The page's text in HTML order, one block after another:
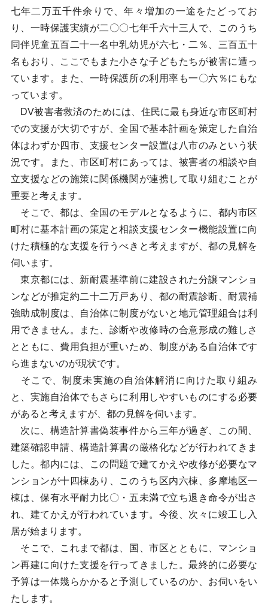
七年二万五千件余りで、年々増加の一途をたどってお
り、一時保護実績が二〇〇七年千六十三人で、このうち
同伴児童五百二十一名中乳幼児が六七・二％、三百五十
名もおり、ここでもまた小さな子どもたちが被害に遭っ
ています。また、一時保護所の利用率も一〇六％にもな
っています。
DV被害者救済のためには、住民に最も身近な市区町村
での支援が大切ですが、全国で基本計画を策定した自治
体はわずか四市、支援センター設置は八市のみという状
況です。また、市区町村にあっては、被害者の相談や自
立支援などの施策に関係機関が連携して取り組むことが
重要と考えます。
そこで、都は、全国のモデルとなるように、都内市区
町村に基本計画の策定と相談支援センター機能設置に向
けた積極的な支援を行うべきと考えますが、都の見解を
伺います。
東京都には、新耐震基準前に建設された分譲マンショ
ンなどが推定約二十二万戸あり、都の耐震診断、耐震補
強助成制度は、自治体に制度がないと地元管理組合は利
用できません。また、診断や改修時の合意形成の難しさ
とともに、費用負担が重いため、制度がある自治体です
ら進まないのが現状です。
そこで、制度未実施の自治体解消に向けた取り組み
と、実施自治体でもさらに利用しやすいものにする必要
があると考えますが、都の見解を伺います。
次に、構造計算書偽装事件から三年が過ぎ、この間、
建築確認申請、構造計算書の厳格化などが行われてきま
した。都内には、この問題で建てかえや改修が必要なマ
ンションが十四棟あり、このうち区内六棟、多摩地区一
棟は、保有水平耐力比〇・五未満で立ち退き命令が出さ
れ、建てかえが行われています。今後、次々に竣工し入
居が始まります。
そこで、これまで都は、国、市区とともに、マンショ
ン再建に向けた支援を行ってきました。最終的に必要な
予算は一体幾らかかると予測しているのか、お伺いをい
たします。